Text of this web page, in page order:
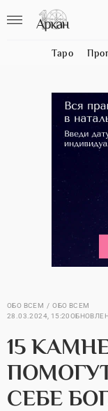
Таро
ОБО ВСЕМ
ОБО ВСЕМ
28.03.2024, 15:20
15
СЕБЕ